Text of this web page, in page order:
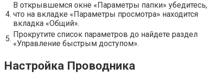
4.
В открывшемся окне «Параметры папки» убедитесь,
что на вкладке «Параметры просмотра» находится
вкладка «Общий».
5. Прокрутите список параметров до найдете раздел
«Управление быстрым доступом».
Настройка Проводника